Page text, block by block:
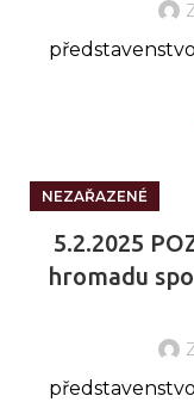
NEZAŘAZENÉ
5.2.2025
hromadu